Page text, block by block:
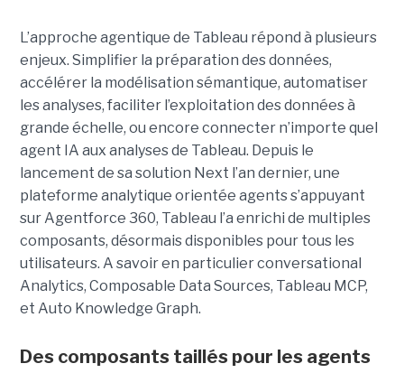
L’approche agentique de Tableau répond à plusieurs
enjeux. Simplifier la préparation des données,
accélérer la modélisation sémantique, automatiser
les analyses, faciliter l’exploitation des données à
grande échelle, ou encore connecter n’importe quel
agent IA aux analyses de Tableau. Depuis le
lancement de sa solution Next l’an dernier, une
plateforme analytique orientée agents s’appuyant
sur Agentforce 360, Tableau l’a enrichi de multiples
composants, désormais disponibles pour tous les
utilisateurs. A savoir en particulier conversational
Analytics, Composable Data Sources, Tableau MCP,
et Auto Knowledge Graph.
Des composants taillés pour les agents